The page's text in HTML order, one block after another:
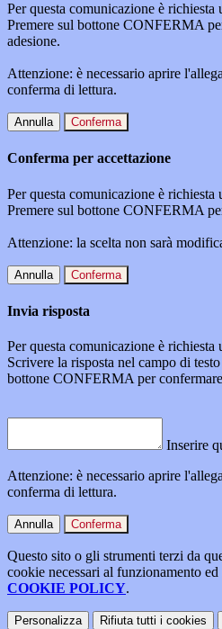
Per questa comunicazione è richiesta
Premere sul bottone CONFERMA
adesione.
Attenzione: è necessario aprire
conferma di lettura.
Annulla Conferma
Conferma per accettazione
Per questa comunicazione è richiesta
Premere sul bottone CONFERMA
Attenzione: la scelta non sarà
Annulla Conferma
Invia risposta
Per questa comunicazione è richiesta
Scrivere la risposta nel campo di
bottone CONFERMA per
Inserire
Attenzione: è necessario aprire
conferma di lettura.
Annulla Conferma
Questo sito o gli strumenti terzi da
cookie necessari al funzionamento
COOKIE POLICY.
Personalizza Rifiuta tutti i cookies